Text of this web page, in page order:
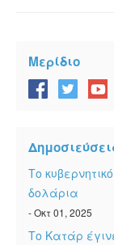
Μερίδιο
Το
δολάρια
- Οκτ 01, 2025
Το Κατάρ